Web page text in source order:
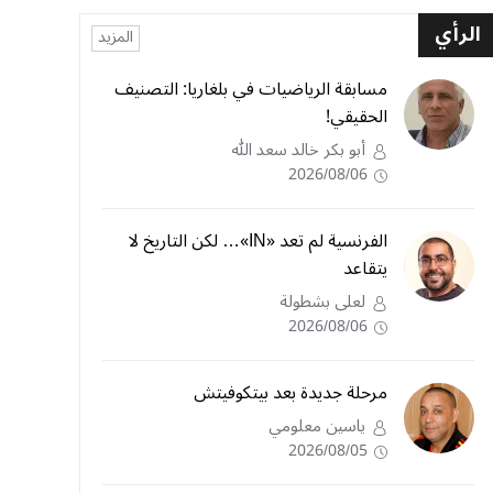
الرأي المزيد
مسابقة الرياضيات في بلغاريا: التصنيف
الحقيقي!
أبو بكر خالد سعد الله
2026/08/06
الفرنسية لم تعد «IN»… لكن التاريخ لا
يتقاعد
لعلى بشطولة
2026/08/06
مرحلة جديدة بعد بيتكوفيتش
ياسين معلومي
2026/08/05